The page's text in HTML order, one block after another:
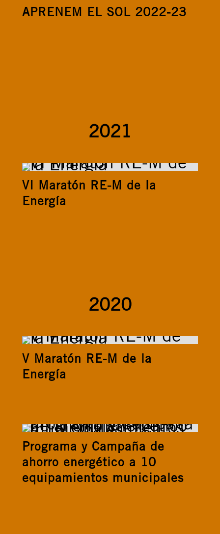
APRENEM EL SOL 2022-23
2021
VI Maratón RE-M de la
Energía
2020
V Maratón RE-M de la
Energía
Programa y Campaña de
ahorro energético a 10
equipamientos municipales